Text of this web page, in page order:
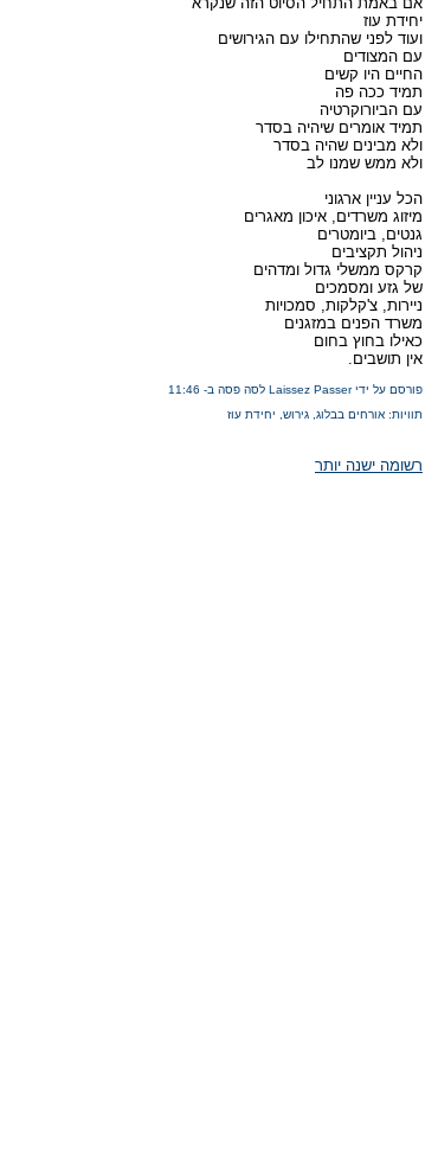
יחידת עוז
ועוד לפני שהתחילו עם הגירושים
עם המצודים
החיים היו קשים
תמיד ככה פה
עם הביורוקרטיה
תמיד אומרים שיהיה בסדר
ולא מבינים שהיה בסדר
ולא ממש שמנו לב
הכל עניין ארגוני
מיזוג משרדים, איכון מאגרים
גנטים, ביומטרים
ניהול תקציבים
קרקס ממשלי גדול ומדהים
של גזע ומסמכים
ניירות, צ'קלקות, סמכויות
משרד הפנים במזגנים
כאילו בחוץ בחום
אין תושבים.
פורסם על ידי Laissez Passer לסה פסה ב- 11:46
תוויות: אורחים בבלוג, גירוש, יחידת עוז
רשומה ישנה יותר